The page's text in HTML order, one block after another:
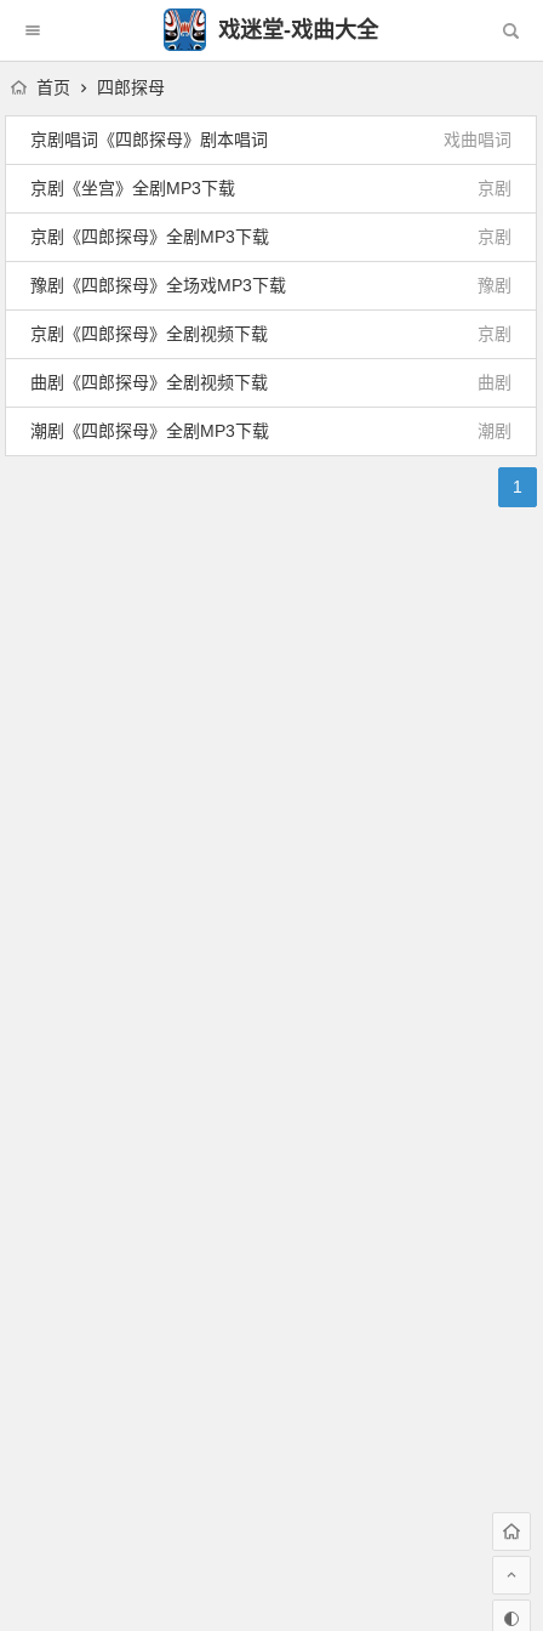
戏迷堂-戏曲大全
首页 四郎探母
戏曲唱词
京剧唱词《四郎探母》剧本唱词
京剧
京剧《坐宫》全剧MP3下载
京剧
京剧《四郎探母》全剧MP3下载
豫剧
豫剧《四郎探母》全场戏MP3下载
京剧
京剧《四郎探母》全剧视频下载
曲剧
曲剧《四郎探母》全剧视频下载
潮剧
潮剧《四郎探母》全剧MP3下载
1